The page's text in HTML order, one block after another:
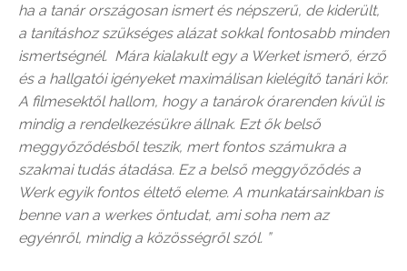
ha a tanár országosan ismert és népszerű, de kiderült,
a tanításhoz szükséges alázat sokkal fontosabb minden
ismertségnél. Mára kialakult egy a Werket ismerő, érző
és a hallgatói igényeket maximálisan kielégítő tanári kör.
A filmesektől hallom, hogy a tanárok órarenden kívül is
mindig a rendelkezésükre állnak. Ezt ők belső
meggyőződésből teszik, mert fontos számukra a
szakmai tudás átadása. Ez a belső meggyőződés a
Werk egyik fontos éltető eleme. A munkatársainkban is
benne van a werkes öntudat, ami soha nem az
egyénről, mindig a közösségről szól. ”